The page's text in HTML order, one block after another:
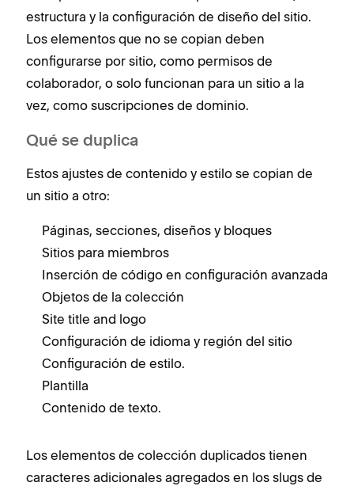
estructura y la configuración de diseño del sitio.
Los elementos que no se copian deben
configurarse por sitio, como permisos de
colaborador, o solo funcionan para un sitio a la
vez, como suscripciones de dominio.
Qué se duplica
Estos ajustes de contenido y estilo se copian de
un sitio a otro:
Páginas, secciones, diseños y bloques
Sitios para miembros
Inserción de código en configuración avanzada
Objetos de la colección
Site title and logo
Configuración de idioma y región del sitio
Configuración de estilo.
Plantilla
Contenido de texto.
Los elementos de colección duplicados tienen
caracteres adicionales agregados en los slugs de